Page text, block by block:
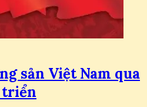
sản Việt Nam qua
triển